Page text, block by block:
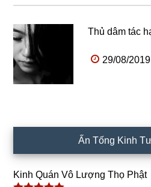
Thủ dâm tác
29/08/2019
Ấn Tống Kinh
Kinh Quán Vô Lượng Thọ Phật